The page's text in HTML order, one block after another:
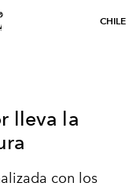
CHILE
lleva la
con los